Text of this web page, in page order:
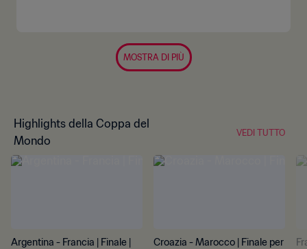
MOSTRA DI PIÙ
Highlights della Coppa del
Mondo
VEDI TUTTO
Argentina - Francia | Finale |
Croazia - Marocco | Finale per